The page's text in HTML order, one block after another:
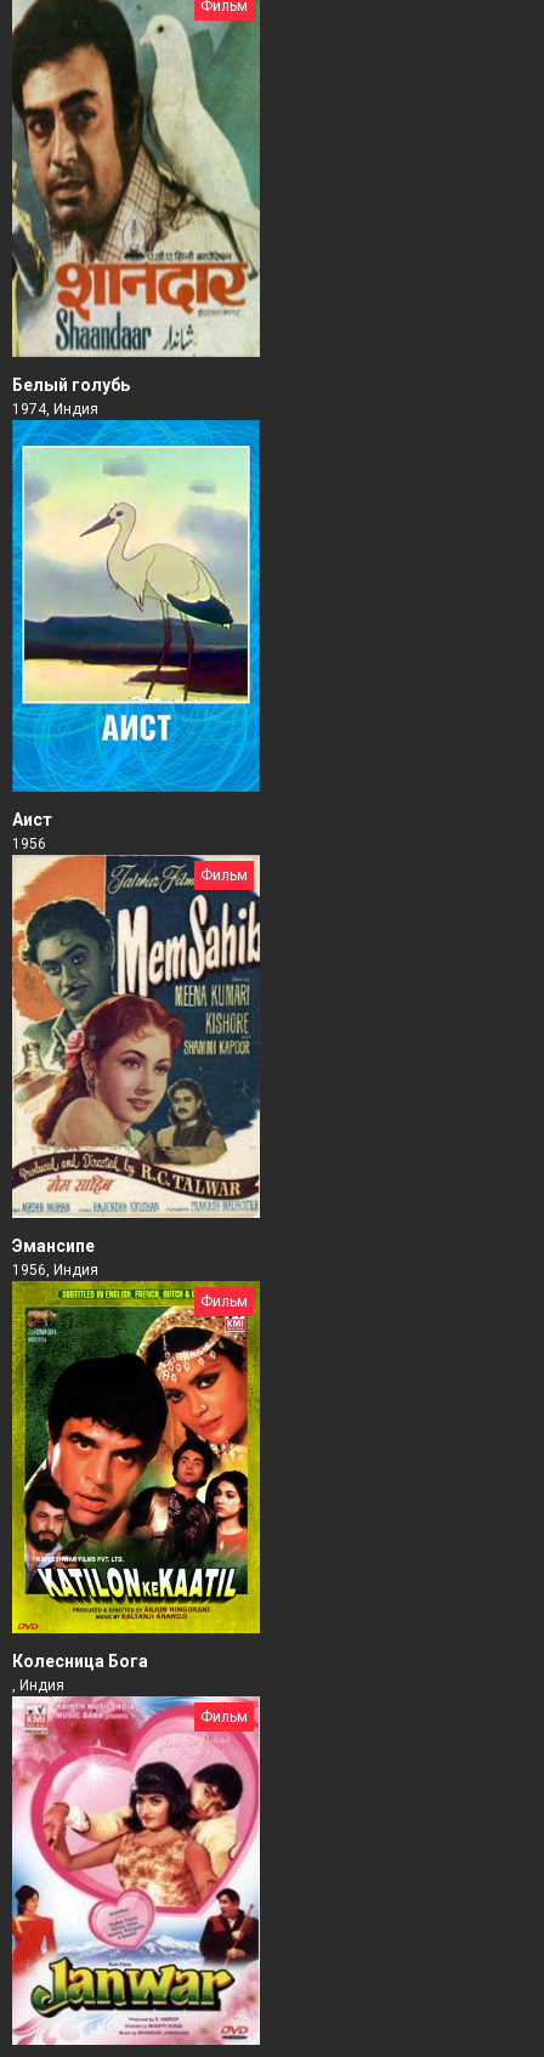
Фильм
Белый голубь
1974, Индия
Аист
1956
Фильм
Эмансипе
1956, Индия
Фильм
Колесница Бога
, Индия
Фильм